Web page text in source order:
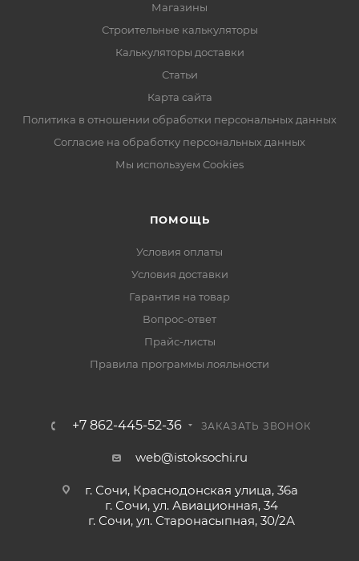
Магазины
Строительные калькуляторы
Калькуляторы доставки
Статьи
Карта сайта
Политика в отношении обработки персональных данных
Согласие на обработку персональных данных
Мы используем Cookies
ПОМОЩЬ
Условия оплаты
Условия доставки
Гарантия на товар
Вопрос-ответ
Прайс-листы
Правила программы лояльности
+7 862-445-52-36 ЗАКАЗАТЬ ЗВОНОК
web@istoksochi.ru
г. Сочи, Краснодонская улица, 36а
г. Сочи, ул. Авиационная, 34
г. Сочи, ул. Старонасыпная, 30/2А